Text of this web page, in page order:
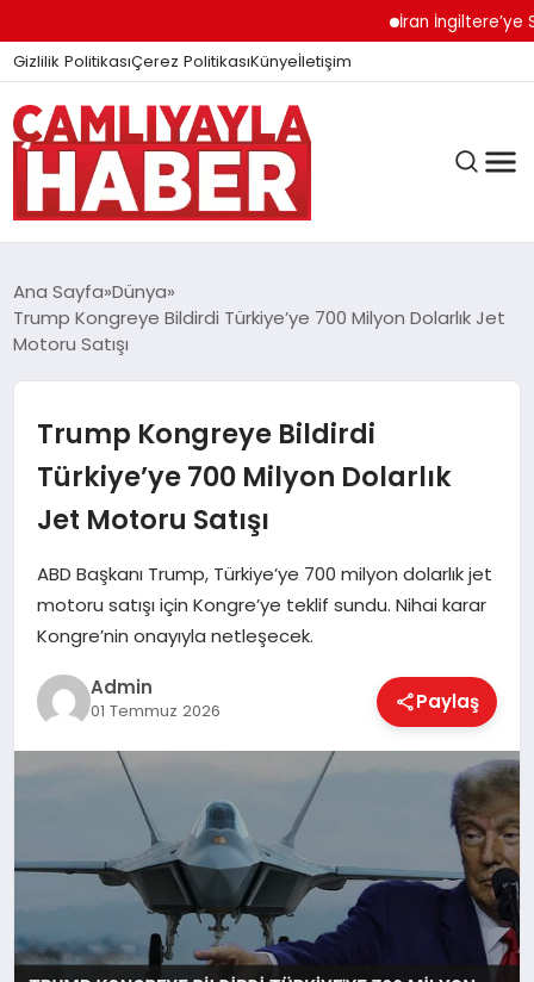
İran İngiltere’ye Sert
Gizlilik PolitikasıÇerez PolitikasıKünyeİletişim
GÜNDEM
DÜNYA
EĞITIM
EKONOMI
MAGAZIN
TEKNOLOJI
Ana Sayfa Dünya
Trump Kongreye Bildirdi Türkiye’ye 700 Milyon Dolarlık Jet
Motoru Satışı
Trump Kongreye Bildirdi
Türkiye’ye 700 Milyon Dolarlık
Jet Motoru Satışı
ABD Başkanı Trump, Türkiye’ye 700 milyon dolarlık jet
motoru satışı için Kongre’ye teklif sundu. Nihai karar
Kongre’nin onayıyla netleşecek.
Admin
01 Temmuz 2026 Paylaş